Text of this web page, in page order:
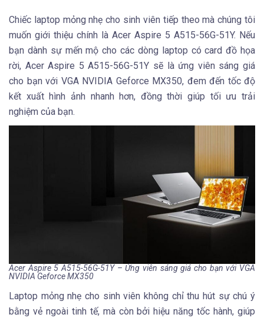
Chiếc laptop mỏng nhẹ cho sinh viên tiếp theo mà chúng tôi
muốn giới thiệu chính là Acer Aspire 5 A515-56G-51Y. Nếu
bạn dành sự mến mộ cho các dòng laptop có card đồ họa
rời, Acer Aspire 5 A515-56G-51Y sẽ là ứng viên sáng giá
cho bạn với VGA NVIDIA Geforce MX350, đem đến tốc độ
kết xuất hình ảnh nhanh hơn, đồng thời giúp tối ưu trải
nghiệm của bạn.
Acer Aspire 5 A515-56G-51Y – Ứng viên sáng giá cho bạn với VGA
NVIDIA Geforce MX350
Laptop mỏng nhẹ cho sinh viên không chỉ thu hút sự chú ý
bằng vẻ ngoài tinh tế, mà còn bởi hiệu năng tốc hành, giúp